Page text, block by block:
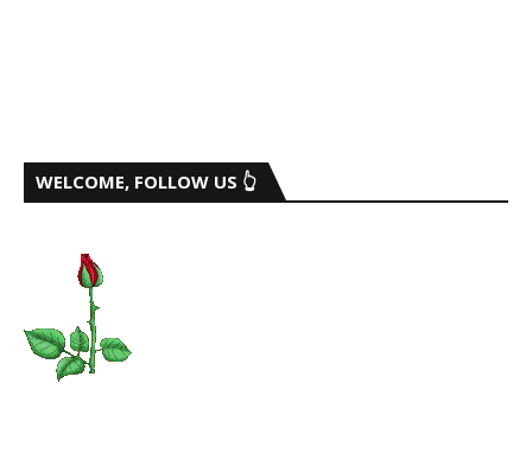
WELCOME, FOLLOW US 👆